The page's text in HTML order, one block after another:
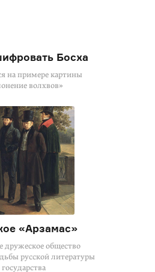
Босха
на примере картины
волхвов»
«Арзамас»
дружеское общество
русской литературы